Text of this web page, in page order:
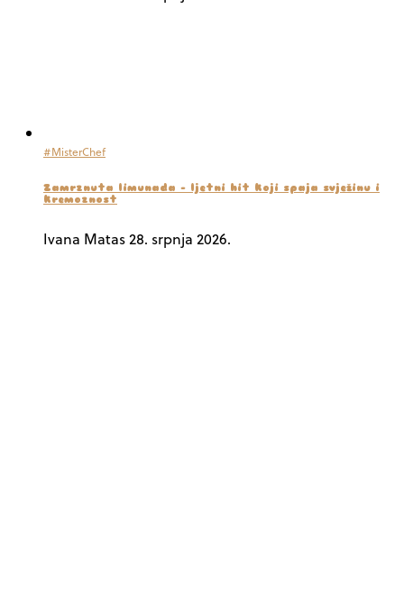
#MisterChef
Zamrznuta limunada – ljetni hit koji spaja svježinu i
kremoznost
Ivana Matas28. srpnja 2026.